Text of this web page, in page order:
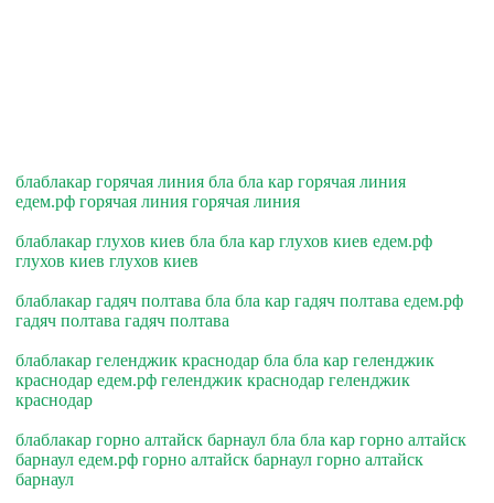
блаблакар горячая линия бла бла кар горячая линия
едем.рф горячая линия горячая линия
блаблакар глухов киев бла бла кар глухов киев едем.рф
глухов киев глухов киев
блаблакар гадяч полтава бла бла кар гадяч полтава едем.рф
гадяч полтава гадяч полтава
блаблакар геленджик краснодар бла бла кар геленджик
краснодар едем.рф геленджик краснодар геленджик
краснодар
блаблакар горно алтайск барнаул бла бла кар горно алтайск
барнаул едем.рф горно алтайск барнаул горно алтайск
барнаул